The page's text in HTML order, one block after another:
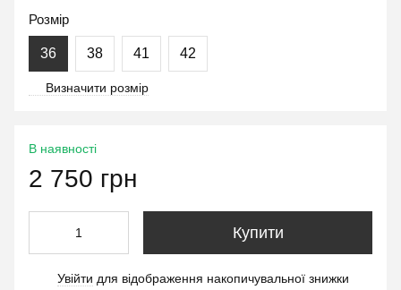
Розмір
36 38 41 42
Визначити розмір
В наявності
2 750 грн
Купити
Увійти для відображення накопичувальної знижки